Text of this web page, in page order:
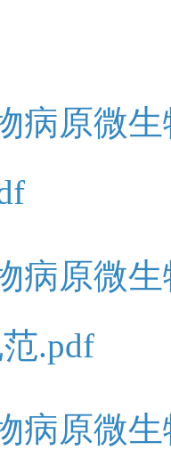
病原微
病原微
.pdf
病原微